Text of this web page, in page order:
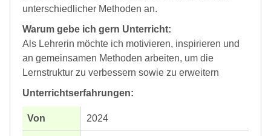
unterschiedlicher Methoden an.
Warum gebe ich gern Unterricht:
Als Lehrerin möchte ich motivieren, inspirieren und
an gemeinsamen Methoden arbeiten, um die
Lernstruktur zu verbessern sowie zu erweitern
Unterrichtserfahrungen:
2024